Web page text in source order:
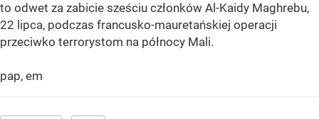
to odwet za zabicie sześciu członków Al-Kaidy Maghrebu,
22 lipca, podczas francusko-mauretańskiej operacji
przeciwko terrorystom na północy Mali.
pap, em